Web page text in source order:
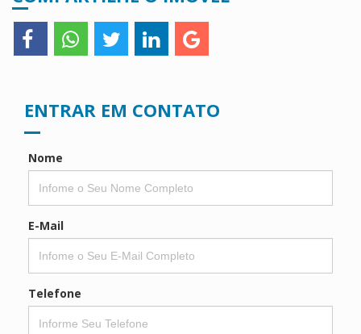
ENTRAR EM CONTATO
Nome
E-Mail
Telefone